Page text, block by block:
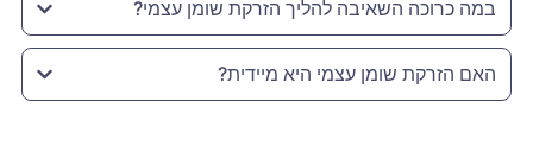
במה כרוכה השאיבה להליך הזרקת שומן עצמי?
האם הזרקת שומן עצמי היא מיידית?